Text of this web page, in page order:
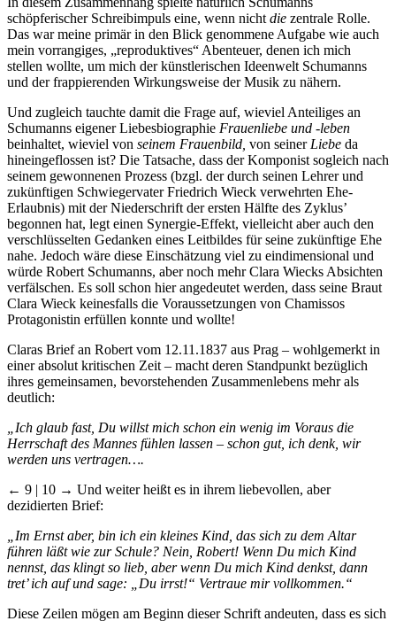
In diesem Zusammenhang spielte natürlich Schumanns
schöpferischer Schreibimpuls eine, wenn nichtdiezentrale Rolle.
Das war meine primär in den Blick genommene Aufgabe wie auch
mein vorrangiges, „reproduktives“ Abenteuer, denen ich mich
stellen wollte, um mich der künstlerischen Ideenwelt Schumanns
Und zugleich tauchte damit die Frage auf, wieviel Anteiliges an
Schumanns eigener LiebesbiographieFrauenliebe und -leben
beinhaltet, wieviel vonseinem Frauenbild,von seinerLiebeda
hineingeflossen ist? Die Tatsache, dass der Komponist sogleich nach
seinem gewonnenen Prozess (bzgl. der durch seinen Lehrer und
zukünftigen Schwiegervater Friedrich Wieck verwehrten Ehe-
Erlaubnis) mit der Niederschrift der ersten Hälfte des Zyklus’
begonnen hat, legt einen Synergie-Effekt, vielleicht aber auch den
verschlüsselten Gedanken eines Leitbildes für seine zukünftige Ehe
nahe. Jedoch wäre diese Einschätzung viel zu eindimensional und
würde Robert Schumanns, aber noch mehr Clara Wiecks Absichten
verfälschen. Es soll schon hier angedeutet werden, dass seine Braut
Clara Wieck keinesfalls die Voraussetzungen von Chamissos
Claras Brief an Robert vom 12.11.1837 aus Prag – wohlgemerkt in
einer absolut kritischen Zeit – macht deren Standpunkt bezüglich
ihres gemeinsamen, bevorstehenden Zusammenlebens mehr als
„Ich glaub fast, Du willst mich schon ein wenig im Voraus die
Herrschaft des Mannes fühlen lassen – schon gut, ich denk, wir
← 9 | 10 → Und weiter heißt es in ihrem liebevollen, aber
„Im Ernst aber, bin ich ein kleines Kind, das sich zu dem Altar
führen läßt wie zur Schule? Nein, Robert! Wenn Du mich Kind
nennst, das klingt so lieb, aber wenn Du mich Kind denkst, dann